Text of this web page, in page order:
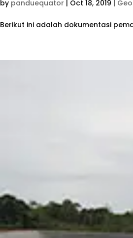
by panduequator | Oct 18, 2019 |
Berikut ini adalah dokumentasi